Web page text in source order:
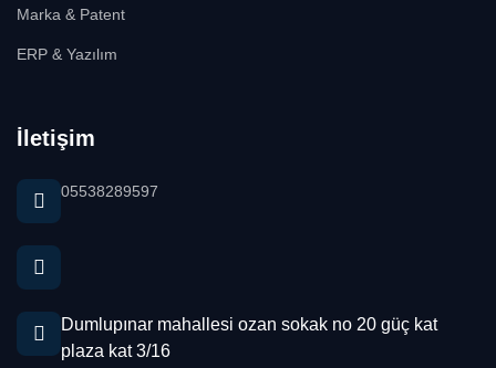
Marka & Patent
ERP & Yazılım
İletişim
05538289597
Dumlupınar mahallesi ozan sokak no 20 güç kat
plaza kat 3/16